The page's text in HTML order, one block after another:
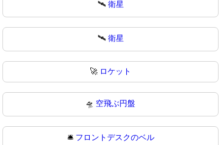
🛰️ 衛星
🛰 衛星
🚀 ロケット
🛸 空飛ぶ円盤
🛎️ フロントデスクのベル